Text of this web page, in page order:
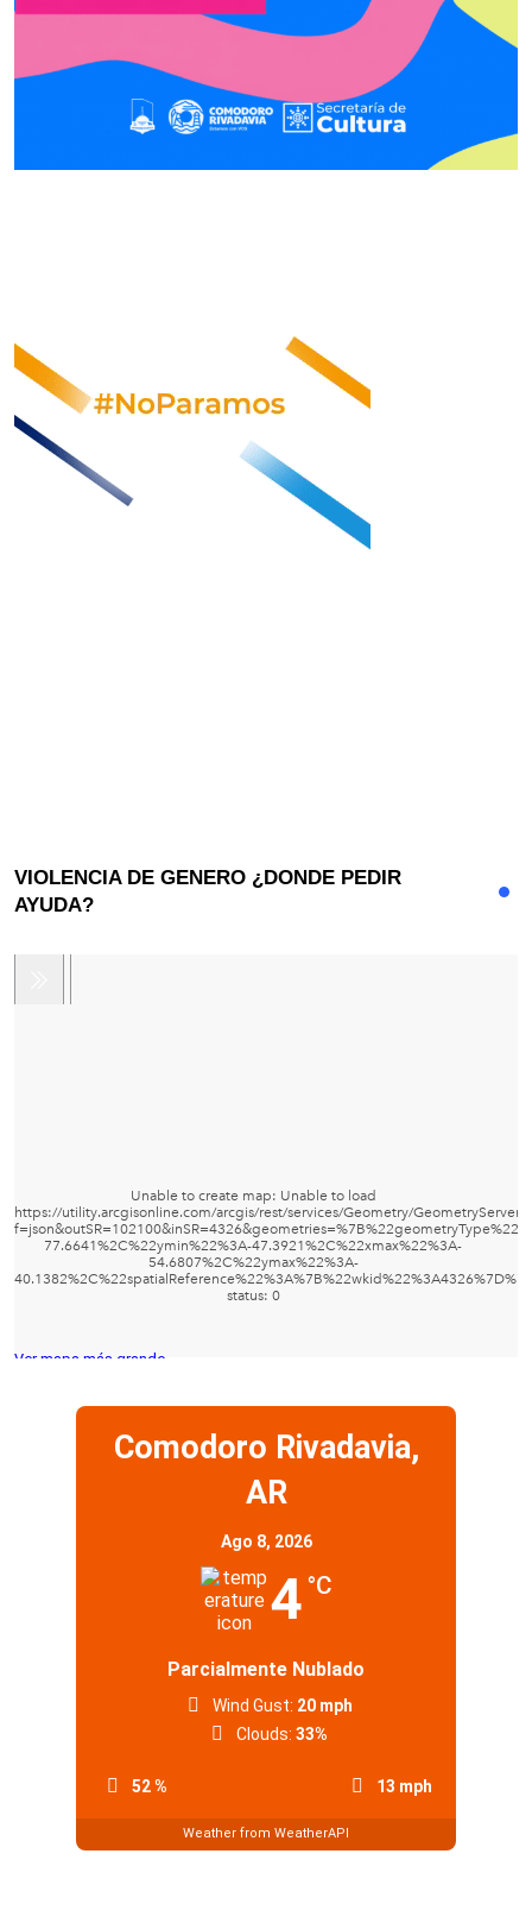
VIOLENCIA DE GENERO ¿DONDE PEDIR
AYUDA?
Ver mapa más grande
Comodoro Rivadavia,
AR
Ago 8, 2026
4 °C
Parcialmente Nublado
52 % 13 mph
Wind Gust: 20 mph
Clouds: 33%
Weather from WeatherAPI